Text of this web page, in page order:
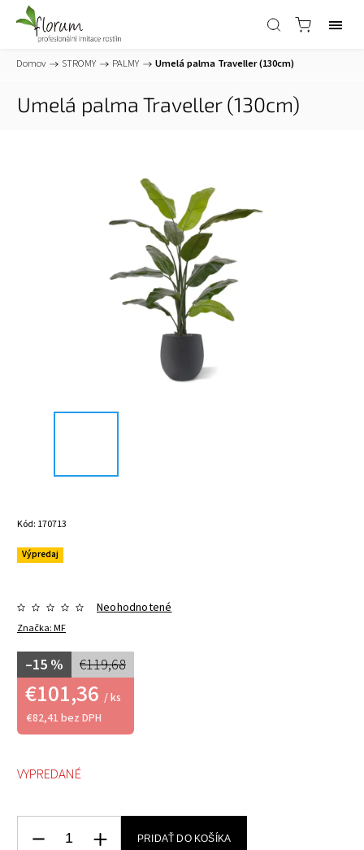
Domov / STROMY / PALMY / Umelá palma Traveller (130cm)
Umelá palma Traveller (130cm)
Kód: 170713
Výpredaj
Značka:MF
Neohodnotené
€119,68
–15 %
€101,36 / ks
€82,41 bez DPH
VYPREDANÉ
PRIDAŤ DO KOŠÍKA